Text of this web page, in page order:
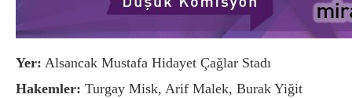
Yer: Alsancak Mustafa Hidayet Çağlar Stadı
Hakemler: Turgay Misk, Arif Malek, Burak Yiğit